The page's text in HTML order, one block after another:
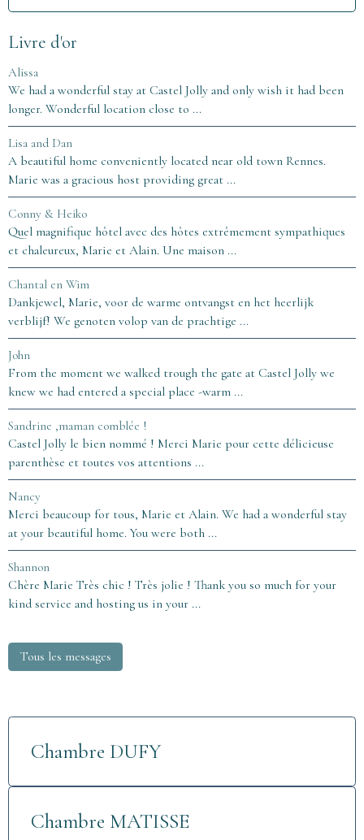
Livre d'or
Alissa
We had a wonderful stay at Castel Jolly and only wish it had been
longer. Wonderful location close to ...
Lisa and Dan
A beautiful home conveniently located near old town Rennes.
Marie was a gracious host providing great ...
Conny & Heiko
Quel magnifique hôtel avec des hôtes extrêmement sympathiques
et chaleureux, Marie et Alain. Une maison ...
Chantal en Wim
Dankjewel, Marie, voor de warme ontvangst en het heerlijk
verblijf! We genoten volop van de prachtige ...
John
From the moment we walked trough the gate at Castel Jolly we
knew we had entered a special place -warm ...
Sandrine ,maman comblée !
Castel Jolly le bien nommé ! Merci Marie pour cette délicieuse
parenthèse et toutes vos attentions ...
Nancy
Merci beaucoup for tous, Marie et Alain. We had a wonderful stay
at your beautiful home. You were both ...
Shannon
Chère Marie Très chic ! Très jolie ! Thank you so much for your
kind service and hosting us in your ...
Tous les messages
Chambre DUFY
Chambre MATISSE